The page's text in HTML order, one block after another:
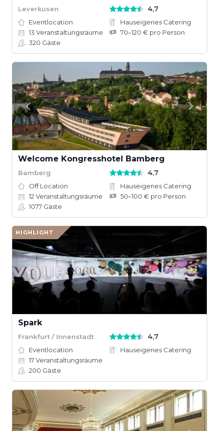
Leverkusen 4,7
Eventlocation
Hauseigenes Catering
13 Veranstaltungsräume
70–120 € pro Person
320 Gäste
Welcome Kongresshotel Bamberg
Bamberg 4,7
Off Location
Hauseigenes Catering
12 Veranstaltungsräume
50–100 € pro Person
1077 Gäste
HIGHLIGHT
Spark
Frankfurt / Innenstadt 4,7
Eventlocation
Hauseigenes Catering
17Veranstaltungsräume
200 Gäste